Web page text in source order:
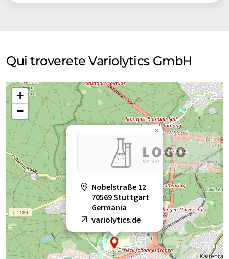
Qui troverete Variolytics GmbH
Nobelstraße 12
70569 Stuttgart
Germania
variolytics.de
×
+
−